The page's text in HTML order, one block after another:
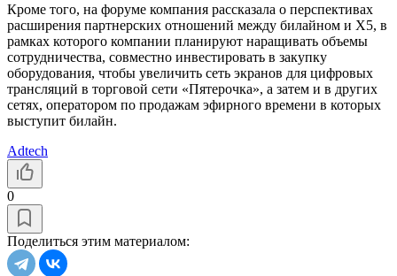
Кроме того, на форуме компания рассказала о перспективах
расширения партнерских отношений между билайном и X5, в
рамках которого компании планируют наращивать объемы
сотрудничества, совместно инвестировать в закупку
оборудования, чтобы увеличить сеть экранов для цифровых
трансляций в торговой сети «Пятерочка», а затем и в других
сетях, оператором по продажам эфирного времени в которых
выступит билайн.
Adtech
0
Поделиться этим материалом: